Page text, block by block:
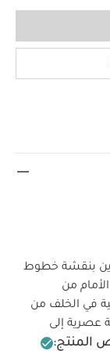
بنقشة خطوط
من
في الخلف من
عصرية إلى
المنتج: